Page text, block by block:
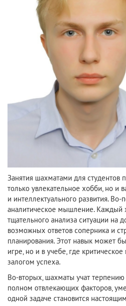
Занятия шахматами для студентов
только увлекательное хобби, но и
и интеллектуального развития.
аналитическое мышление. Каждый
тщательного анализа ситуации на
возможных ответов соперника и
планирования. Этот навык может
игре, но и в учебе, где
залогом успеха.
Во-вторых, шахматы учат
полном отвлекающих факторов,
одной задаче становится